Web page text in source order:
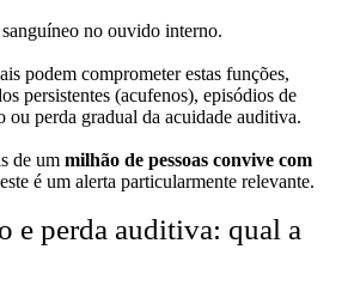
no ouvido interno.
podem comprometer estas funções,
persistentes (acufenos), episódios de
ou perda gradual da acuidade auditiva.
de um milhão de pessoas convive com
é um alerta particularmente relevante.
e perda auditiva: qual a